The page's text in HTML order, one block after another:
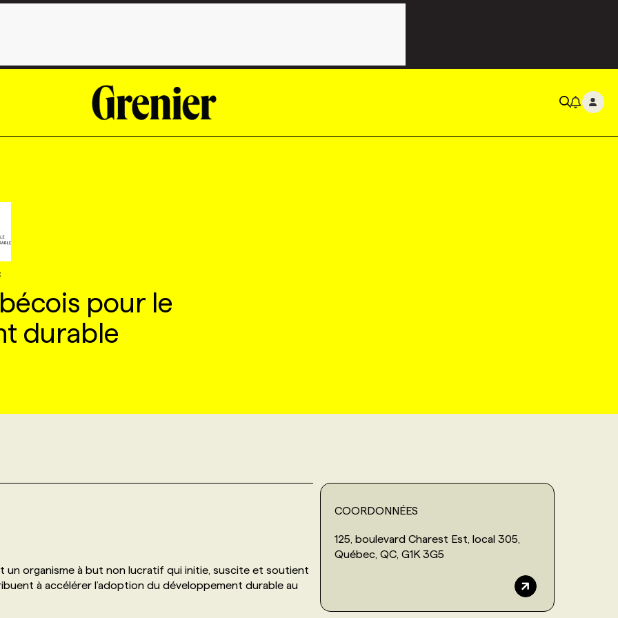
pour le
durable
un organisme à but non lucratif qui initie, suscite et soutient
à accélérer l’adoption du développement durable au
COORDONNÉES
125, boulevard Charest Est, local 305,
Québec, QC, G1K 3G5